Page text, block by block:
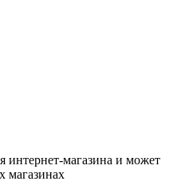
интернет-магазина и может
магазинах